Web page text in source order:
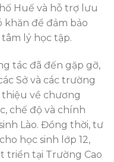
Huế và hỗ trợ lưu
khăn để đảm bảo
lý học tập.
tác đã đến gặp gỡ,
Sở và các trường
về chương
chế độ và chính
Lào. Đồng thời, tư
học sinh lớp 12,
triển tại Trường Cao